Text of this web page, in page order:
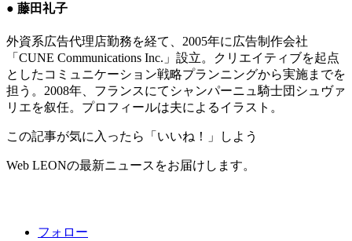
● 藤田礼子
外資系広告代理店勤務を経て、2005年に広告制作会社
「CUNE Communications Inc.」設立。クリエイティブを起点
としたコミュニケーション戦略プランニングから実施までを
担う。2008年、フランスにてシャンパーニュ騎士団シュヴァ
リエを叙任。プロフィールは夫によるイラスト。
この記事が気に入ったら「いいね！」しよう
Web LEONの最新ニュースをお届けします。
フォロー